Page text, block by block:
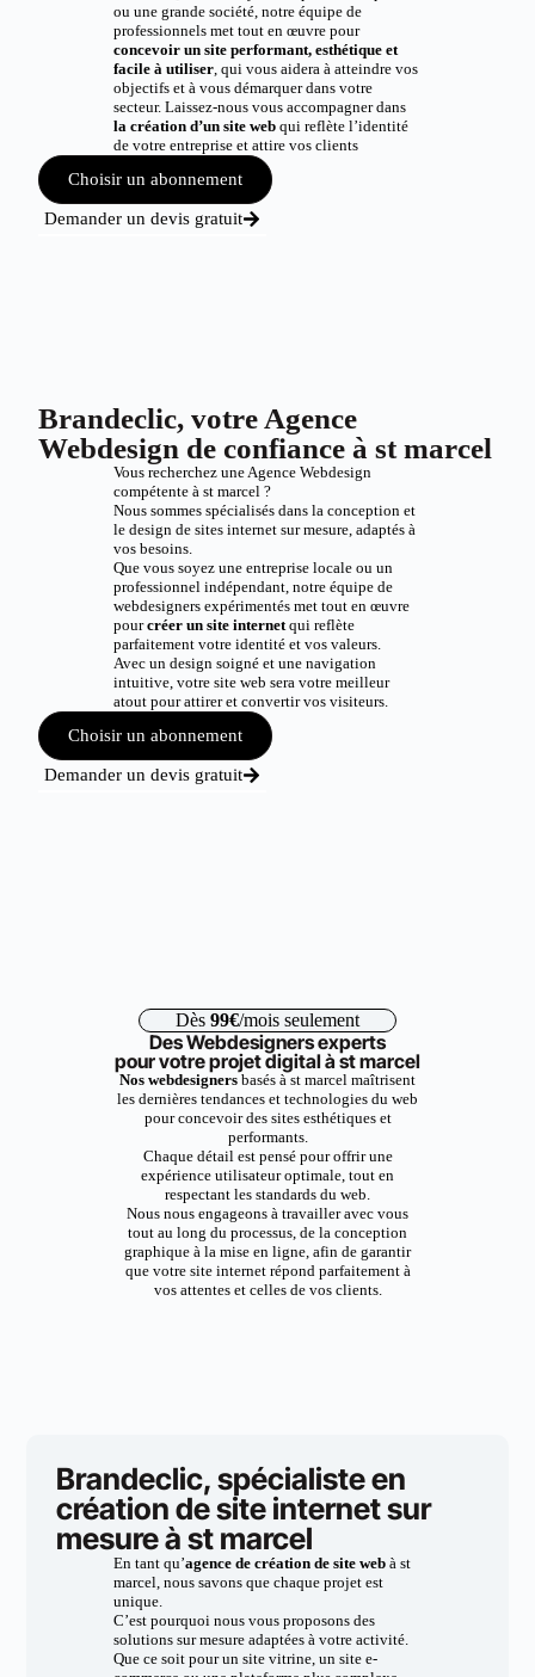
ou une grande société, notre équipe de
professionnels met tout en œuvre pour
concevoir un site performant, esthétique et
facile à utiliser, qui vous aidera à atteindre vos
objectifs et à vous démarquer dans votre
secteur. Laissez-nous vous accompagner dans
la création d’un site webqui reflète l’identité
de votre entreprise et attire vos clients
Choisir un abonnement
Demander un devis gratuit
Brandeclic, votre Agence
Webdesign de confiance à st marcel
Vous recherchez une Agence Webdesign
compétente à st marcel ?
Nous sommes spécialisés dans la conception et
le design de sites internet sur mesure, adaptés à
vos besoins.
Que vous soyez une entreprise locale ou un
professionnel indépendant, notre équipe de
webdesigners expérimentés met tout en œuvre
pourcréer un site internetqui reflète
parfaitement votre identité et vos valeurs.
Avec un design soigné et une navigation
intuitive, votre site web sera votre meilleur
atout pour attirer et convertir vos visiteurs.
Choisir un abonnement
Demander un devis gratuit
Dès 99€/mois seulement
Des Webdesigners experts
pour votre projet digital à st marcel
Nos webdesigners basés à st marcel maîtrisent
les dernières tendances et technologies du web
pour concevoir des sites esthétiques et
performants.
Chaque détail est pensé pour offrir une
expérience utilisateur optimale, tout en
respectant les standards du web.
Nous nous engageons à travailler avec vous
tout au long du processus, de la conception
graphique à la mise en ligne, afin de garantir
que votre site internet répond parfaitement à
vos attentes et celles de vos clients.
Brandeclic, spécialiste en
création de site internet sur
mesure à st marcel
En tant qu’agence de création de site webà st
marcel, nous savons que chaque projet est
unique.
C’est pourquoi nous vous proposons des
solutions sur mesure adaptées à votre activité.
Que ce soit pour un site vitrine, un site e-